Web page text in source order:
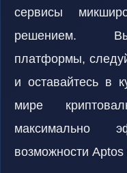
сервисы
решением.
платформы,
и оставайтесь в
мире
максимально
возможности